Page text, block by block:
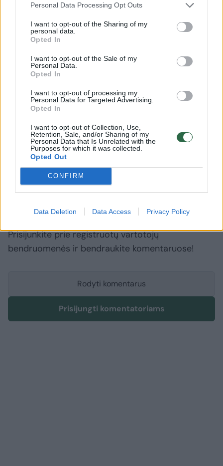
Personal Data Processing Opt Outs
I want to opt-out of the Sharing of my
personal data.
Opted In
I want to opt-out of the Sale of my
Personal Data.
Opted In
I want to opt-out of processing my
Personal Data for Targeted Advertising.
Opted In
I want to opt-out of Collection, Use,
Retention, Sale, and/or Sharing of my
Personal Data that Is Unrelated with the
Purposes for which it was collected.
Opted Out
CONFIRM
Data Deletion Data Access Privacy Policy
vidurvasario. „Birželį dar aktyviai leisiu
Vokietijoje, tačiau liepą džiuginsime ir
Lietuvos klausytojus. Publika manęs vis
pageidavimus. Tikiuosi ir pats spėti
pasimėgauti vasara: pirmą kartą gyvenime
rugpjūčio mėnesį aš atostogausiu!“ – dalijasi
M. Levickis.
Martynas Levickis koncertai Vokietija
Komentuoti po šiuo straipsniu
Prisijunkite prie registruotų vartotojų
bendruomenės ir bendraukite komentaruose!
Rodyti komentarus
Prisijungti komentatoriams